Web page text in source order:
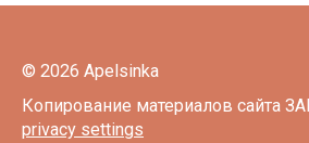
© 2026 Apelsinka
Копирование материалов сайта
privacy settings